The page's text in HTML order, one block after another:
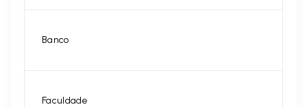
Banco
Faculdade